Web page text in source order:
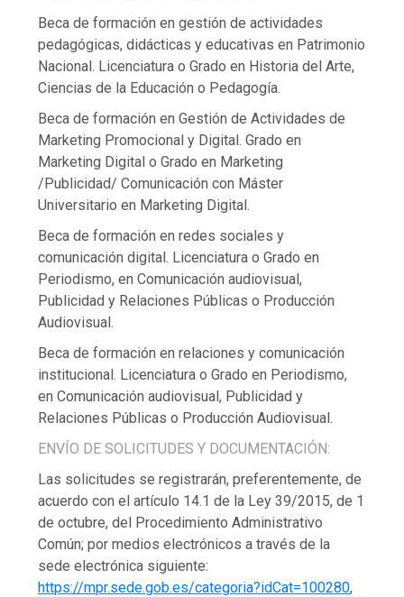
Beca de formación en gestión de actividades
pedagógicas, didácticas y educativas en Patrimonio
Nacional. Licenciatura o Grado en Historia del Arte,
Ciencias de la Educación o Pedagogía.
Beca de formación en Gestión de Actividades de
Marketing Promocional y Digital. Grado en
Marketing Digital o Grado en Marketing
/Publicidad/ Comunicación con Máster
Universitario en Marketing Digital.
Beca de formación en redes sociales y
comunicación digital. Licenciatura o Grado en
Periodismo, en Comunicación audiovisual,
Publicidad y Relaciones Públicas o Producción
Audiovisual.
Beca de formación en relaciones y comunicación
institucional. Licenciatura o Grado en Periodismo,
en Comunicación audiovisual, Publicidad y
Relaciones Públicas o Producción Audiovisual.
ENVÍO DE SOLICITUDES Y DOCUMENTACIÓN:
Las solicitudes se registrarán, preferentemente, de
acuerdo con el artículo 14.1 de la Ley 39/2015, de 1
de octubre, del Procedimiento Administrativo
Común; por medios electrónicos a través de la
sede electrónica siguiente:
https://mpr.sede.gob.es/categoria?idCat=100280,